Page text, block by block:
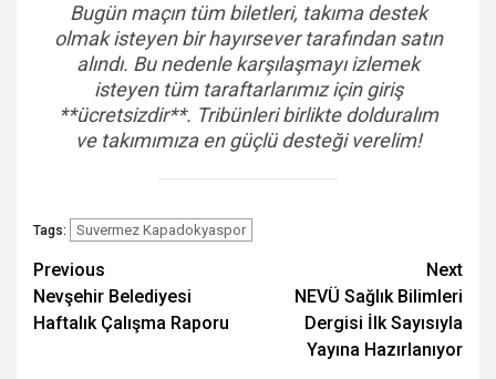
Bugün maçın tüm biletleri, takıma destek
olmak isteyen bir hayırsever tarafından satın
alındı. Bu nedenle karşılaşmayı izlemek
isteyen tüm taraftarlarımız için giriş
**ücretsizdir**. Tribünleri birlikte dolduralım
ve takımımıza en güçlü desteği verelim!
Tags: Suvermez Kapadokyaspor
Post
navigation
Previous
Nevşehir Belediyesi
Haftalık Çalışma Raporu
Next
NEVÜ Sağlık Bilimleri
Dergisi İlk Sayısıyla
Yayına Hazırlanıyor